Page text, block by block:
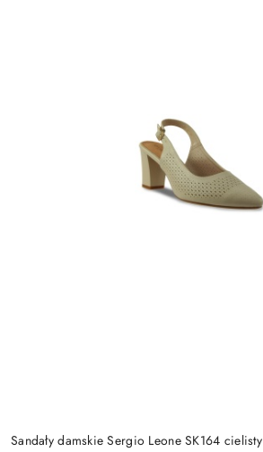
Sandały damskie Sergio Leone SK164 cielisty